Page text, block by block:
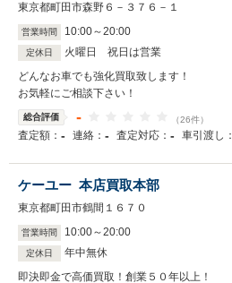
東京都町田市森野６－３７６－１
営業時間 10:00～20:00
定休日
火曜日 祝日は営業
どんなお車でも強化買取致します！
お気軽にご相談下さい！
総合評価 - （26件）
査定額： - 連絡： - 査定対応： - 車引渡し：
ケーユー 本店買取本部
東京都町田市鶴間１６７０
営業時間 10:00～20:00
定休日
年中無休
即決即金で高価買取！創業５０年以上！